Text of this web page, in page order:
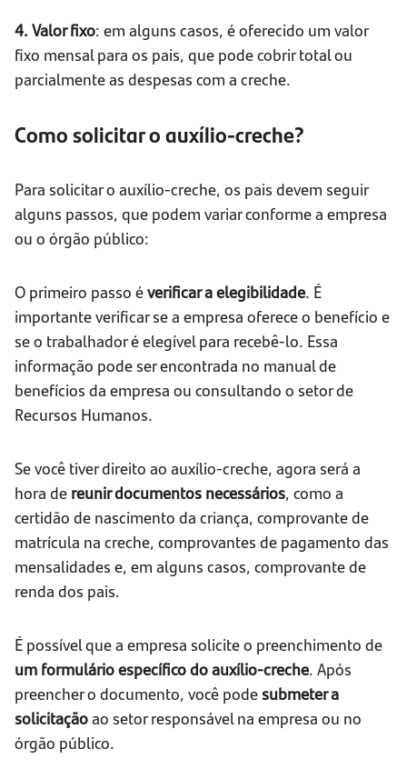
4. Valor fixo: em alguns casos, é oferecido um valor
fixo mensal para os pais, que pode cobrir total ou
parcialmente as despesas com a creche.
Como solicitar o auxílio-creche?
Para solicitar o auxílio-creche, os pais devem seguir
alguns passos, que podem variar conforme a empresa
ou o órgão público:
O primeiro passo éverificar a elegibilidade. É
importante verificar se a empresa oferece o benefício e
se o trabalhador é elegível para recebê-lo. Essa
informação pode ser encontrada no manual de
benefícios da empresa ou consultando o setor de
Recursos Humanos.
Se você tiver direito ao auxílio-creche, agora será a
hora de reunir documentos necessários, como a
certidão de nascimento da criança, comprovante de
matrícula na creche, comprovantes de pagamento das
mensalidades e, em alguns casos, comprovante de
renda dos pais.
É possível que a empresa solicite o preenchimento de
um formulário específico do auxílio-creche. Após
preencher o documento, você pode submeter a
solicitaçãoao setor responsável na empresa ou no
órgão público.